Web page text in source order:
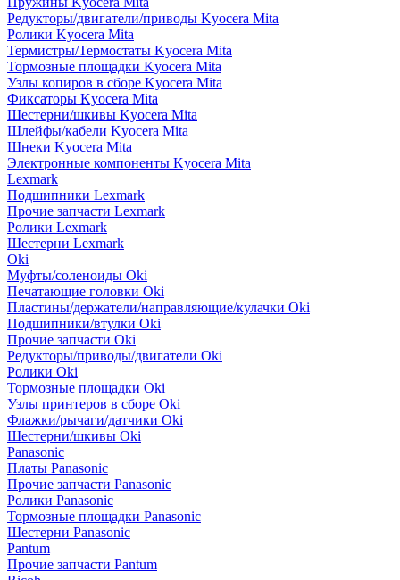
Редукторы/двигатели/приводы Kyocera Mita
Ролики Kyocera Mita
Термистры/Термостаты Kyocera Mita
Тормозные площадки Kyocera Mita
Узлы копиров в сборе Kyocera Mita
Фиксаторы Kyocera Mita
Шестерни/шкивы Kyocera Mita
Шлейфы/кабели Kyocera Mita
Шнеки Kyocera Mita
Электронные компоненты Kyocera Mita
Lexmark
Подшипники Lexmark
Прочие запчасти Lexmark
Ролики Lexmark
Шестерни Lexmark
Oki
Муфты/соленоиды Oki
Печатающие головки Oki
Пластины/держатели/направляющие/кулачки Oki
Подшипники/втулки Oki
Прочие запчасти Oki
Редукторы/приводы/двигатели Oki
Ролики Oki
Тормозные площадки Oki
Узлы принтеров в сборе Oki
Флажки/рычаги/датчики Oki
Шестерни/шкивы Oki
Panasonic
Платы Panasonic
Прочие запчасти Panasonic
Ролики Panasonic
Тормозные площадки Panasonic
Шестерни Panasonic
Pantum
Прочие запчасти Pantum